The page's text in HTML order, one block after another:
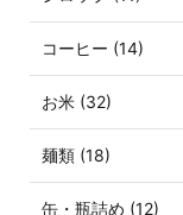
コーヒー (14)
お米 (32)
麺類 (18)
缶・瓶詰め (12)